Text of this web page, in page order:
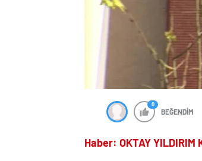
0
BEĞENDİM
Haber: OKTAY YILDIRIM